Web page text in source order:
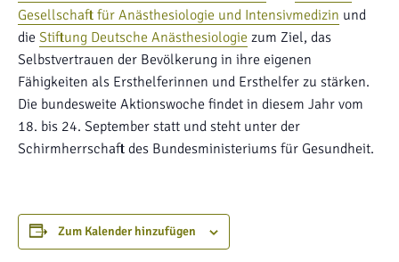
Gesellschaft für Anästhesiologie und Intensivmedizin und
die Stiftung Deutsche Anästhesiologie zum Ziel, das
Selbstvertrauen der Bevölkerung in ihre eigenen
Fähigkeiten als Ersthelferinnen und Ersthelfer zu stärken.
Die bundesweite Aktionswoche findet in diesem Jahr vom
18. bis 24. September statt und steht unter der
Schirmherrschaft des Bundesministeriums für Gesundheit.
Zum Kalender hinzufügen